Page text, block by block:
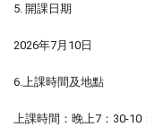
5. 開課日期
2026年7月 10 日
6.上課時間及地點
上課時間：晚上7 ： 30-10